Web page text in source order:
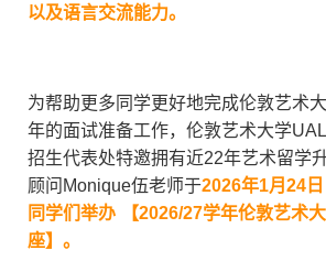
以及语言交流能力。
为帮助更多同学更好地完成伦敦艺术
年的面试准备工作，伦敦艺术大学
招生代表处特邀拥有近22年艺术留学
顾问Monique伍老师于2026年1月 24
同学们举办
【2026/27学年伦敦艺术
座】。